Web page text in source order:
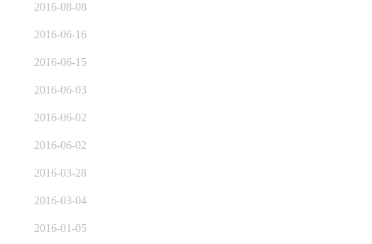
2016-08-08
2016-06-16
2016-06-15
2016-06-03
2016-06-02
2016-06-02
2016-03-28
2016-03-04
2016-01-05